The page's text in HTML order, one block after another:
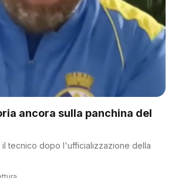
ancora sulla panchina del
il tecnico dopo l'ufficializzazione della